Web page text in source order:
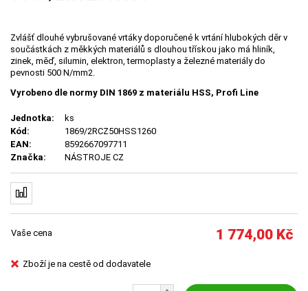
Zvlášť dlouhé vybrušované vrtáky doporučené k vrtání hlubokých děr v
součástkách z měkkých materiálů s dlouhou třískou jako má hliník,
zinek, měď, silumin, elektron, termoplasty a železné materiály do
pevnosti 500 N/mm2.
Vyrobeno dle normy DIN 1869 z materiálu HSS, Profi Line
Jednotka:
ks
Kód:
1869/2RCZ50HSS1260
EAN:
8592667097711
Značka:
NÁSTROJE CZ
Vaše cena 1 774,00 Kč
Zboží je na cestě od dodavatele